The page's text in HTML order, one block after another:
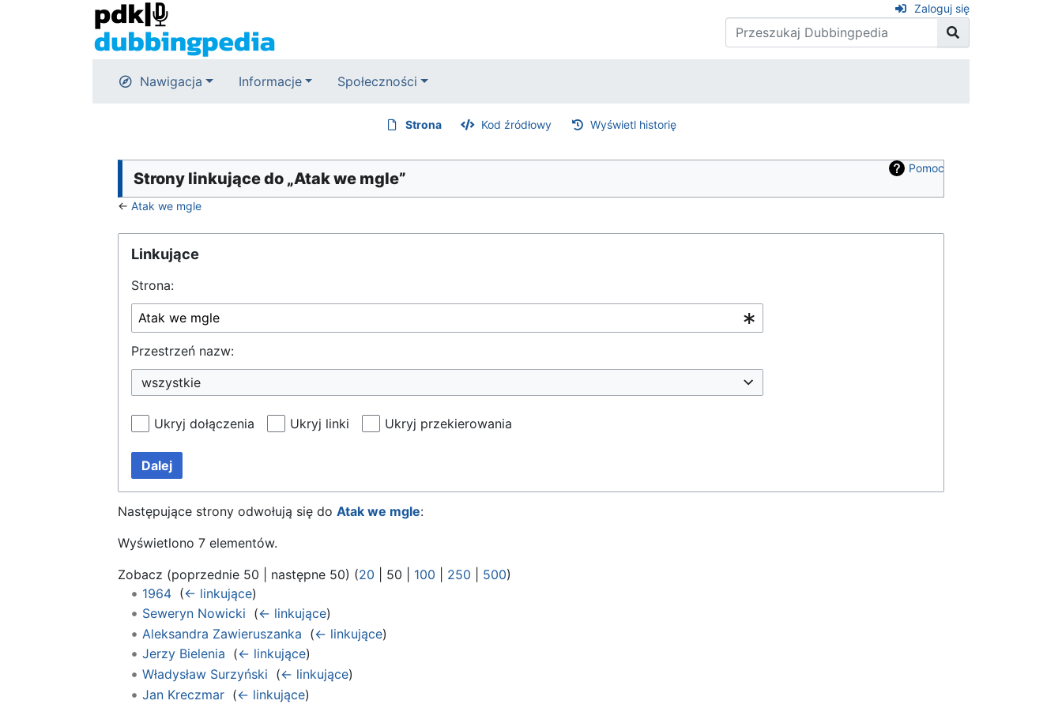
Zaloguj się
Nawigacja Informacje Społeczności
Strona Kod źródłowy Wyświetl historię
Pomoc
Strony linkujące do „Atak we mgle”
← Atak we mgle
Linkujące
Strona:
Przestrzeń nazw:
wszystkie
Ukryj dołączenia Ukryj linki Ukryj przekierowania
Dalej
Następujące strony odwołują się do Atak we mgle:
Wyświetlono 7 elementów.
Zobacz (poprzednie 50 następne 50) (20 50 100 250 500)
1964‎ (← linkujące)
Seweryn Nowicki (← linkujące)
Aleksandra Zawieruszanka (← linkujące)
Jerzy Bielenia (← linkujące)
Władysław Surzyński (← linkujące)
Jan Kreczmar‎ (← linkujące)